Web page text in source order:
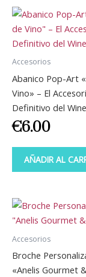
Accesorios
Abanico Pop-Art
Vino» – El
Definitivo del
€6.00
AÑADIR AL
Accesorios
Broche
«Anelis Gourmet